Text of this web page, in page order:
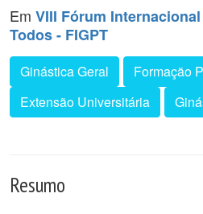
Em VIII Fórum
Todos - FIGPT
Ginástica Geral
Formação
Extensão Universitária
Resumo